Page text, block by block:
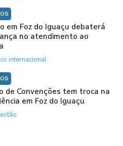
em Foz do Iguaçu debaterá
no atendimento ao
internacional
de Convenções tem troca na
em Foz do Iguaçu